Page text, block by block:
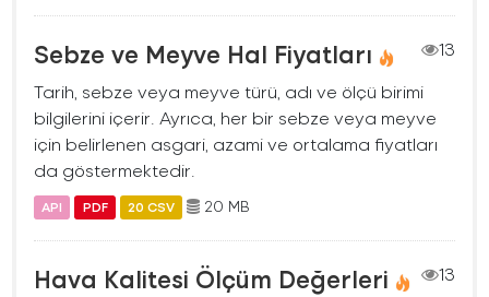
Sebze ve Meyve Hal Fiyatları
13
Tarih, sebze veya meyve türü, adı ve ölçü birimi
bilgilerini içerir. Ayrıca, her bir sebze veya meyve
için belirlenen asgari, azami ve ortalama fiyatları
da göstermektedir.
API PDF 20 CSV 20 MB
Hava Kalitesi Ölçüm Değerleri
13